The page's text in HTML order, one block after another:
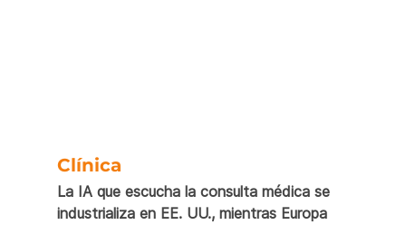
Clínica
La IA que escucha la consulta médica se
industrializa en EE. UU., mientras Europa